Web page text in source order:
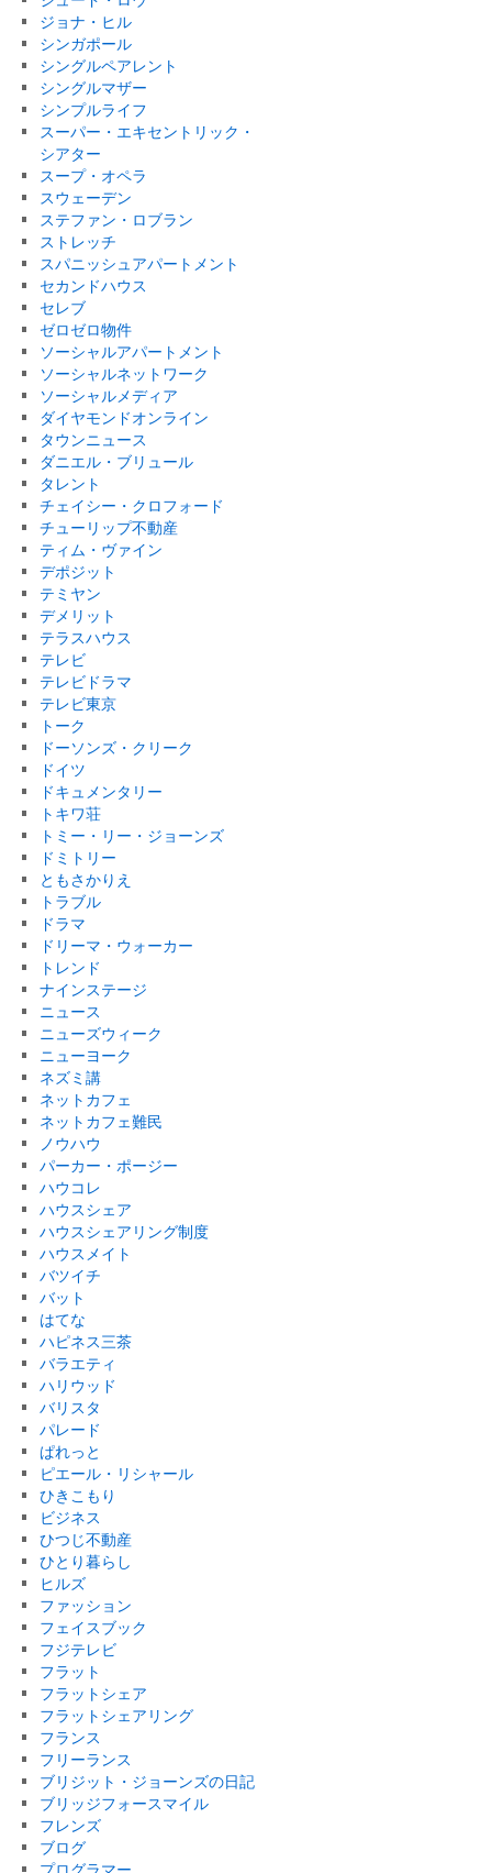
ジョナ・ヒル
シンガポール
シングルペアレント
シングルマザー
シンプルライフ
スーパー・エキセントリック・
シアター
スープ・オペラ
スウェーデン
ステファン・ロブラン
ストレッチ
スパニッシュアパートメント
セカンドハウス
セレブ
ゼロゼロ物件
ソーシャルアパートメント
ソーシャルネットワーク
ソーシャルメディア
ダイヤモンドオンライン
タウンニュース
ダニエル・ブリュール
タレント
チェイシー・クロフォード
チューリップ不動産
ティム・ヴァイン
デポジット
テミヤン
デメリット
テラスハウス
テレビ
テレビドラマ
テレビ東京
トーク
ドーソンズ・クリーク
ドイツ
ドキュメンタリー
トキワ荘
トミー・リー・ジョーンズ
ドミトリー
ともさかりえ
トラブル
ドラマ
ドリーマ・ウォーカー
トレンド
ナインステージ
ニュース
ニューズウィーク
ニューヨーク
ネズミ講
ネットカフェ
ネットカフェ難民
ノウハウ
パーカー・ポージー
ハウコレ
ハウスシェア
ハウスシェアリング制度
ハウスメイト
バツイチ
バット
はてな
ハピネス三茶
バラエティ
ハリウッド
バリスタ
パレード
ぱれっと
ピエール・リシャール
ひきこもり
ビジネス
ひつじ不動産
ひとり暮らし
ヒルズ
ファッション
フェイスブック
フジテレビ
フラット
フラットシェア
フラットシェアリング
フランス
フリーランス
ブリジット・ジョーンズの日記
ブリッジフォースマイル
フレンズ
ブログ